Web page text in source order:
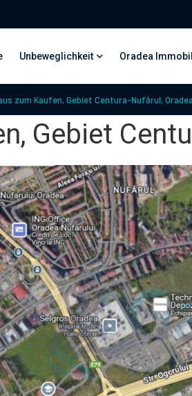
Unbeweglichkeit Oradea
zum Kaufen, Gebiet Centura-Nufărul,
Gebiet